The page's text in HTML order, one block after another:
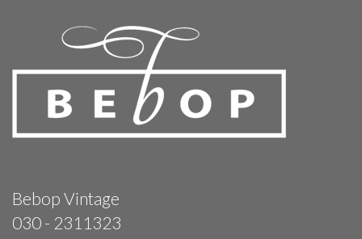
Bebop Vintage
030 - 2311323